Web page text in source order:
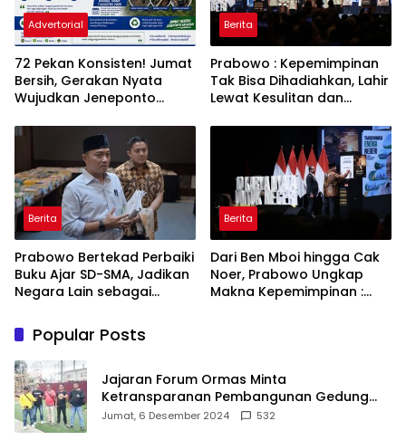
Advertorial
72 Pekan Konsisten! Jumat
Bersih, Gerakan Nyata
Wujudkan Jeneponto
ASRI
Berita
Prabowo : Kepemimpinan
Tak Bisa Dihadiahkan, Lahir
Lewat Kesulitan dan
Berita
Prabowo Bertekad Perbaiki
Buku Ajar SD-SMA, Jadikan
Negara Lain sebagai
Berita
Dari Ben Mboi hingga Cak
Noer, Prabowo Ungkap
Makna Kepemimpinan :
Popular Posts
Jajaran Forum Ormas Minta
Ketransparanan Pembangunan Gedung
Damkar Di Kecamatan Cisoka
Jumat, 6 Desember 2024 532